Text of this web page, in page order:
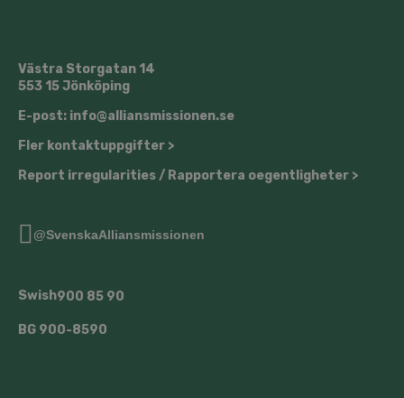
Västra Storgatan 14
553 15 Jönköping
E-post: info@alliansmissionen.se
Fler kontaktuppgifter >
Report irregularities / Rapportera oegentligheter >
@SvenskaAlliansmissionen
Swish900 85 90
BG 900-8590